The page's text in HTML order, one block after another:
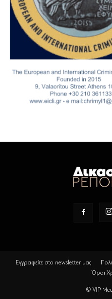
Εγγραφείτε στο newsletter μας
Όροι
© VIP